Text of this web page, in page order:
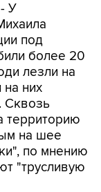
У
под
более 20
лезли на
них
Сквозь
территорию
на шее
по мнению
"трусливую